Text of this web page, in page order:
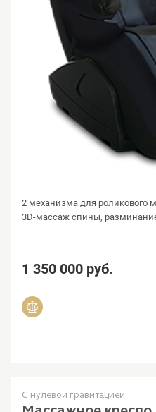
2 механизма для роликового
3D-массаж спины,
1 350 000 руб.
С нулевой гравитацией